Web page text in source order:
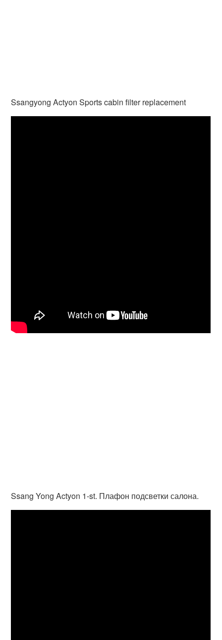
Ssangyong Actyon Sports cabin filter replacement
Ssang Yong Actyon 1-st. Плафон подсветки салона.